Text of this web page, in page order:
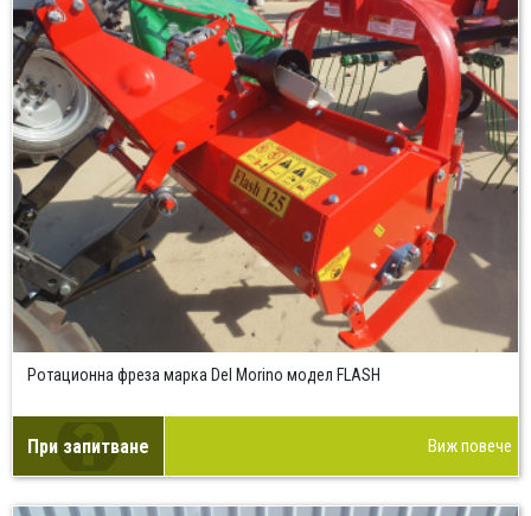
Ротационна фреза марка Del Morino модел FLASH
При запитване Виж повече